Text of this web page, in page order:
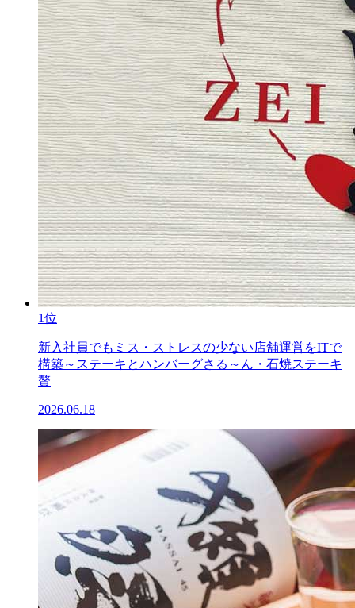
1位
新入社員でもミス・ストレスの少ない店舗運営をITで
構築～ステーキとハンバーグさる～ん・石焼ステーキ
贅
2026.06.18